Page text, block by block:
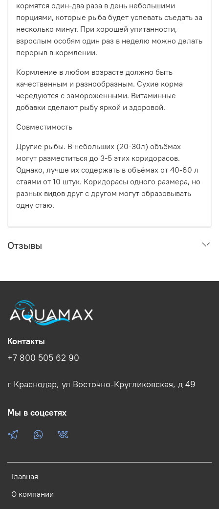
кормятся один-два раза в день небольшими
порциями, которые рыба будет успевать съедать за
несколько минут. При хорошей упитанности,
взрослым особям один раз в неделю можно делать
перерыв в кормлении.
Кормление в любом возрасте должно быть
качественным и разнообразным. Сухие корма
чередуются с замороженными. Витаминные
добавки сделают рыбу яркой и здоровой.
Совместимость
Другие рыбы. В небольших (20-30л) объёмах
могут разместиться до 3-5 этих коридорасов.
Однако, лучше их содержать в объёмах от 40-60 л
стаями от 10 штук. Коридорасы одного размера, но
разных видов друг с другом могут образовывать
одну стаю.
Отзывы
Главная
О компании
Контакты
+7 800 505 62 90
г Краснодар, ул Восточно-Кругликовская, д 49
Мы в соцсетях